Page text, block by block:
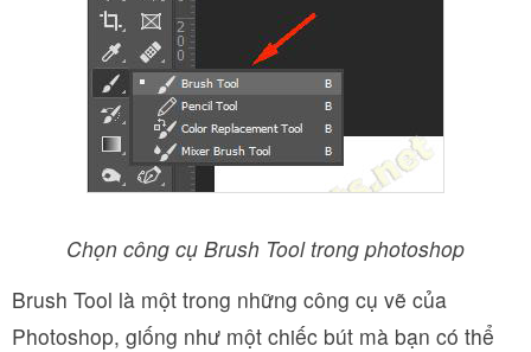
Chọn công cụ Brush Tool trong photoshop
Brush Tool là một trong những công cụ vẽ của
Photoshop, giống như một chiếc bút mà bạn có thể